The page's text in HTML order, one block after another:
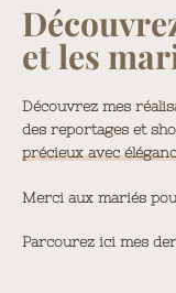
et les
Découvrez mes
des reportages et
précieux avec
Merci aux mariés
Parcourez ici mes